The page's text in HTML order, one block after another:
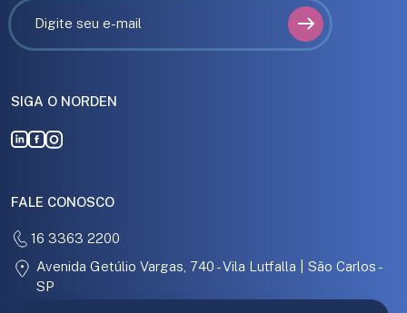
SIGA O NORDEN
FALE CONOSCO
16 3363 2200
Avenida Getúlio Vargas, 740 - Vila Lutfalla | São Carlos -
SP